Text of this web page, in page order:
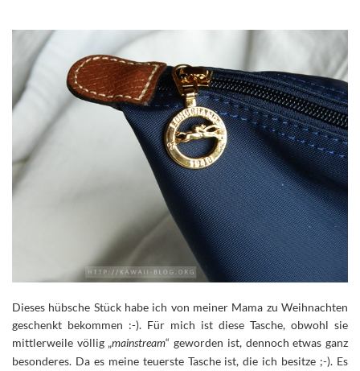
Dieses hübsche Stück habe ich von meiner Mama zu Weihnachten
geschenkt bekommen :-). Für mich ist diese Tasche, obwohl sie
mittlerweile völlig „mainstream“ geworden ist, dennoch etwas ganz
besonderes. Da es meine teuerste Tasche ist, die ich besitze ;-). Es